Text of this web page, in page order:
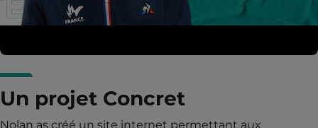
Un projet Concret
Nolan as créé un site internet permettant aux